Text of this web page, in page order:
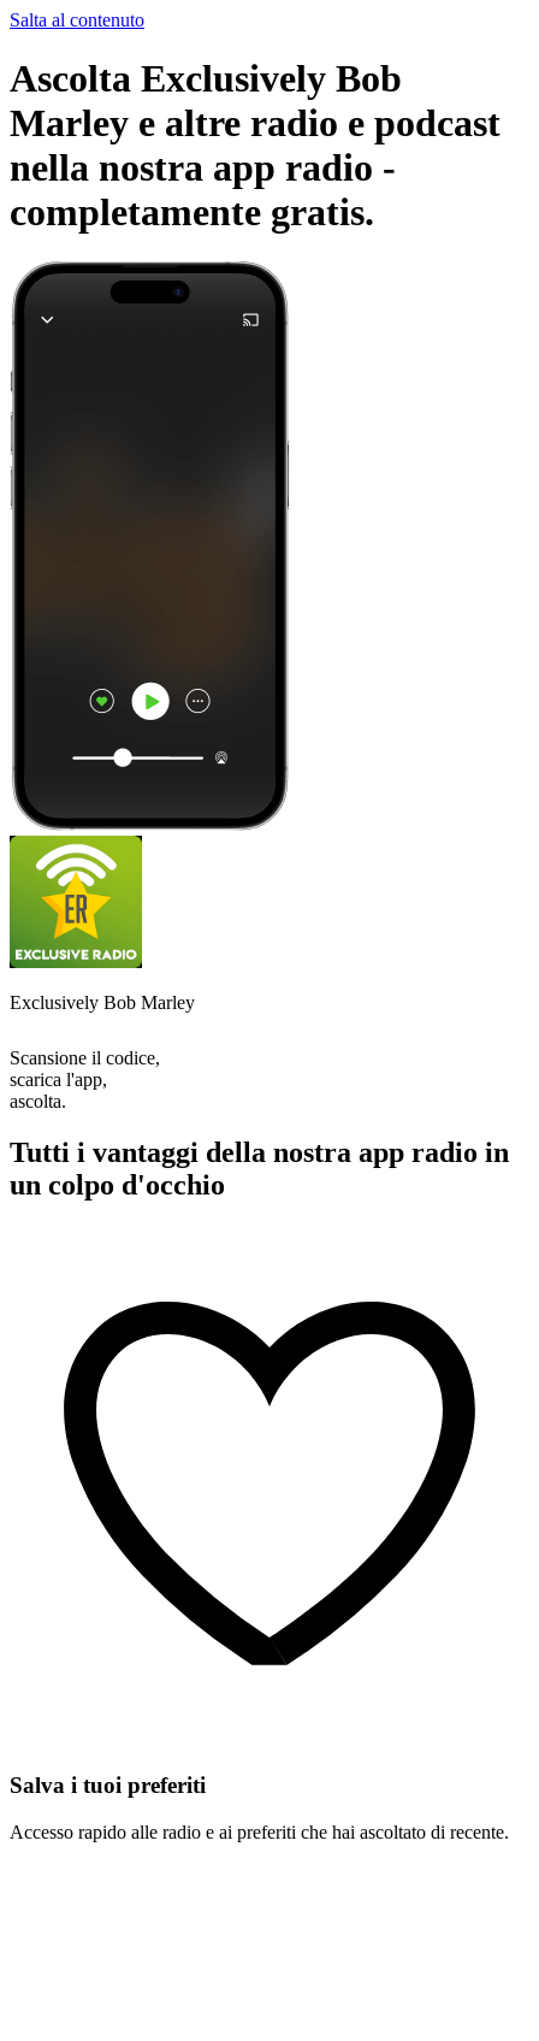
Salta al contenuto
Ascolta Exclusively Bob
Marley e altre radio e podcast
nella nostra app radio -
completamente gratis.
Exclusively Bob Marley
Scansione il codice,
scarica l'app,
ascolta.
Tutti i vantaggi della nostra app radio in
un colpo d'occhio
Salva i tuoi preferiti
Accesso rapido alle radio e ai preferiti che hai ascoltato di recente.